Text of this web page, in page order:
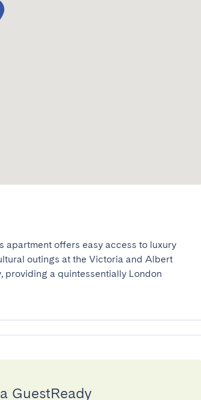
apartment offers easy access to luxury
outings at the Victoria and Albert
providing a quintessentially London
GuestReady